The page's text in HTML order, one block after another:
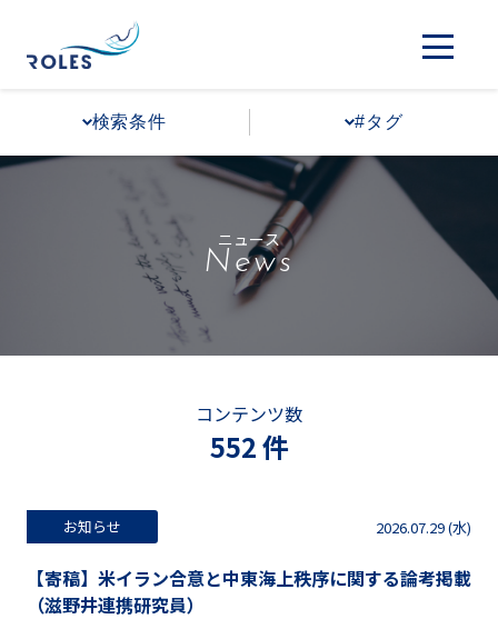
検索条件 #タグ
ニュース
News
コンテンツ数
552 件
お知らせ 2026.07.29 (水)
【寄稿】米イラン合意と中東海上秩序に関する論考掲載
（滋野井連携研究員）